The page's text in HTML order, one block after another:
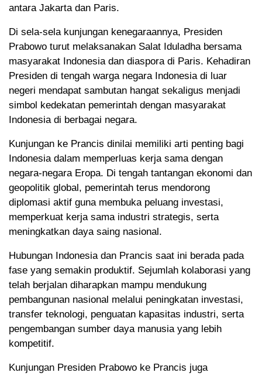
antara Jakarta dan Paris.
Di sela-sela kunjungan kenegaraannya, Presiden
Prabowo turut melaksanakan Salat Iduladha bersama
masyarakat Indonesia dan diaspora di Paris. Kehadiran
Presiden di tengah warga negara Indonesia di luar
negeri mendapat sambutan hangat sekaligus menjadi
simbol kedekatan pemerintah dengan masyarakat
Indonesia di berbagai negara.
Kunjungan ke Prancis dinilai memiliki arti penting bagi
Indonesia dalam memperluas kerja sama dengan
negara-negara Eropa. Di tengah tantangan ekonomi dan
geopolitik global, pemerintah terus mendorong
diplomasi aktif guna membuka peluang investasi,
memperkuat kerja sama industri strategis, serta
meningkatkan daya saing nasional.
Hubungan Indonesia dan Prancis saat ini berada pada
fase yang semakin produktif. Sejumlah kolaborasi yang
telah berjalan diharapkan mampu mendukung
pembangunan nasional melalui peningkatan investasi,
transfer teknologi, penguatan kapasitas industri, serta
pengembangan sumber daya manusia yang lebih
kompetitif.
Kunjungan Presiden Prabowo ke Prancis juga